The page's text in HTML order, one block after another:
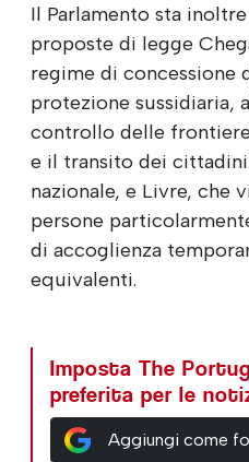
Il Parlamento sta
proposte di legge
regime di concessione
protezione sussidiaria,
controllo delle
e il transito dei
nazionale, e Livre, che
persone
di accoglienza
equivalenti.
Imposta The
preferita per le
Aggiungi come